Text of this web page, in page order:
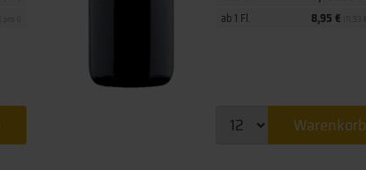
ab 1 Fl. 8,95 €
Warenkorb